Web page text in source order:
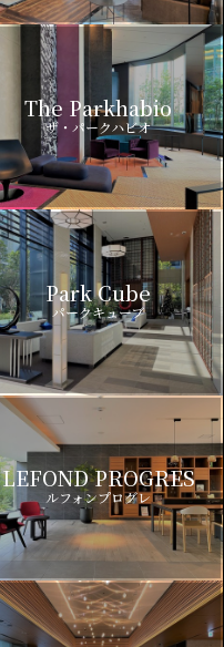
The Parkhabio
ザ・パークハビオ
Park Cube
パークキューブ
LEFOND PROGRES
ルフォンプログレ